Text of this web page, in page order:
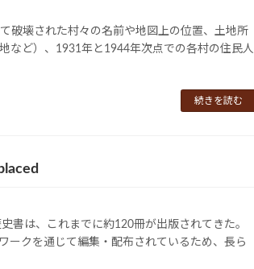
破壊された村々の名前や地図上の位置、土地所
など）、1931年と1944年次点での各村の住民人
続きを読む
書は、これまでに約120冊が出版されてきた。
ークを通じて編集・配布されているため、長ら